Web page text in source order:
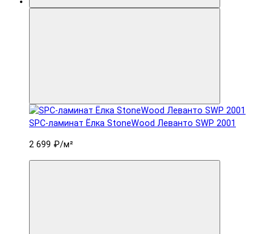
SPC-ламинат Ëлка StoneWood Леванто SWP 2001
2 699 ₽/м²